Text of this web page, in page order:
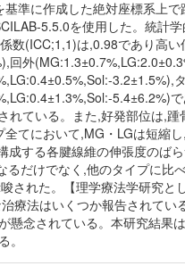
準に作成した絶対座標系上
5.5.0を使用した。統計
数(ICC;1,1)は,0.98であり高
外
3.2±1.5%),
5.4±6.2%)
ている。また,好発部位は,
てにおいて,MG・LGは短縮
する各腱線維の伸張度のば
だけでなく,他のタイプに比
された。【理学療法学研究
法はいくつか報告されてい
念されている。本研究結果